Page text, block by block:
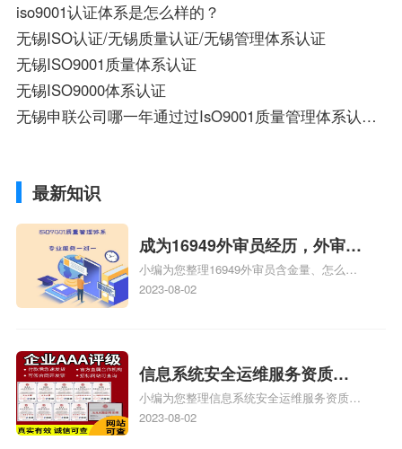
iso9001认证体系是怎么样的？
无锡ISO认证/无锡质量认证/无锡管理体系认证
无锡ISO9001质量体系认证
无锡ISO9000体系认证
无锡申联公司哪一年通过过IsO9001质量管理体系认证？
最新知识
成为16949外审员经历，外审员
16949
小编为您整理16949外审员含金量、怎么才
能成为注册的TS16949:2009的外审员、我
2023-08-02
信息系统安全运维服务资质二
级费用，信息系统安全运维服
务资质二级
小编为您整理信息系统安全运维服务资质认
证证书机构有哪些、安全运维服务资质的费
2023-08-02